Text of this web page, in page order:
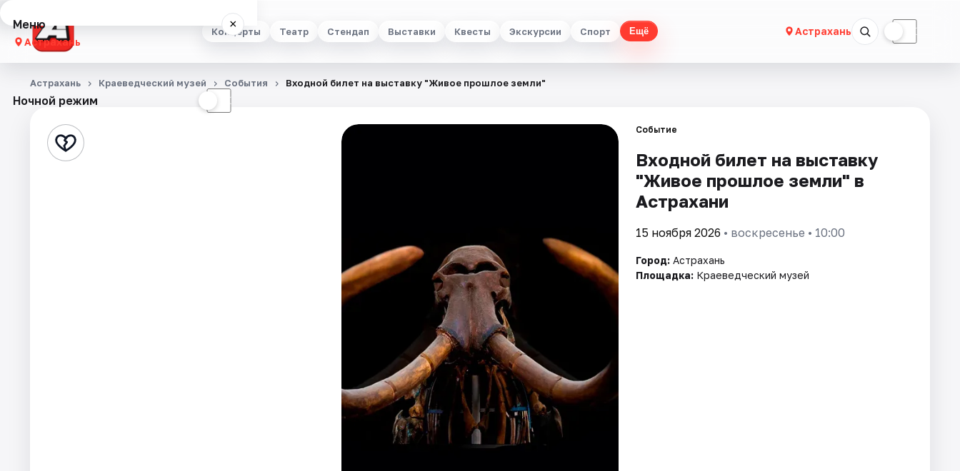
Концерты Театр Стендап Выставки Квесты Экскурсии Спорт Ещё Астрахань ☾
Меню ×
Астрахань
Концерты
Стендап
Ночной режим ☾
Астрахань Краеведческий музей События Входной билет на выставку "Живое прошлое земли"
Событие
Входной билет на выставку
"Живое прошлое земли" в
Астрахани
15 ноября 2026 • воскресенье • 10:00
Город: Астрахань
Площадка: Краеведческий музей